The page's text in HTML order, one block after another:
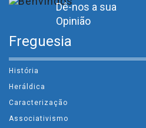
Dê-nos a sua
Opinião
Freguesia
História
Heráldica
Caracterização
Associativismo